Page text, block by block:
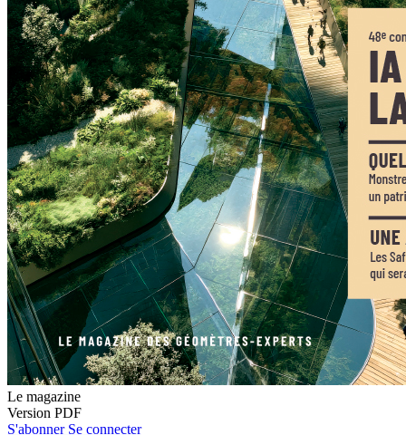
Le magazine
Version PDF
S'abonner Se connecter